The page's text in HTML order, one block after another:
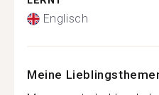
Englisch
Meine